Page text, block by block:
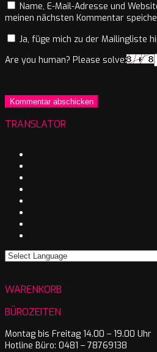
Name, E-Mail-Adresse und
meinen nächsten Kommentar
Ja, füge mich zu der Mailingliste
Are you human? Please solve:
TRANSLATOR
WARENKORB
BÜROZEITEN
Montag bis Freitag 14.00 – 19.00 Uhr
Hotline Büro: 0481 – 78769138